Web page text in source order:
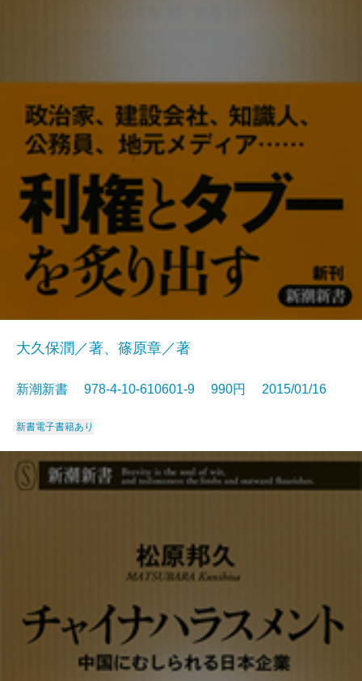
大久保潤／著、篠原章／著
新潮新書 978-4-10-610601-9 990円 2015/01/16
新書電子書籍あり